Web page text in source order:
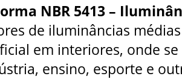
NBR 5413 –
de iluminâncias
em interiores, onde
ensino, esporte e